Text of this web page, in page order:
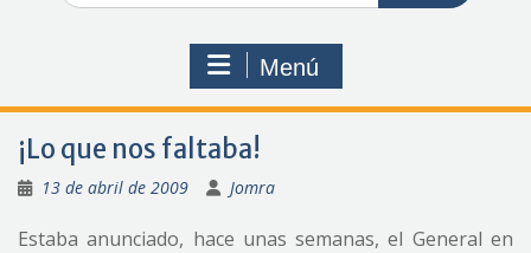
Menú
¡Lo que nos faltaba!
13 de abril de 2009 Jomra
Estaba anunciado, hace unas semanas, el General en